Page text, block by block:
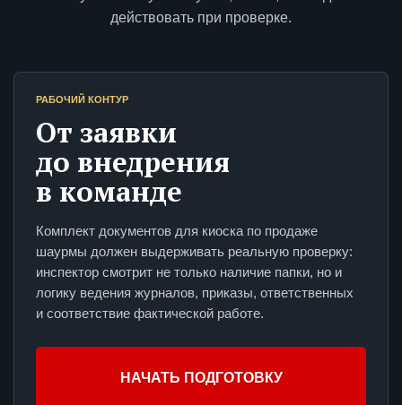
действовать при проверке.
РАБОЧИЙ КОНТУР
От заявки
до внедрения
в команде
Комплект документов для киоска по продаже
шаурмы должен выдерживать реальную проверку:
инспектор смотрит не только наличие папки, но и
логику ведения журналов, приказы, ответственных
и соответствие фактической работе.
НАЧАТЬ ПОДГОТОВКУ